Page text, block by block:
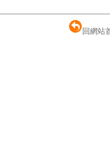
回網站